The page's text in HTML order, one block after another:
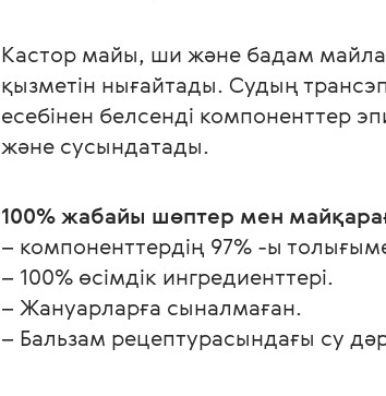
Кастор майы, ши және бадам
қызметін нығайтады. Судың
есебінен белсенді компоненттер
және сусындатады.
100% жабайы шөптер мен
– компоненттердің 97% -ы
– 100% өсімдік ингредиенттері.
– Жануарларға сыналмаған.
– Бальзам рецептурасындағы су